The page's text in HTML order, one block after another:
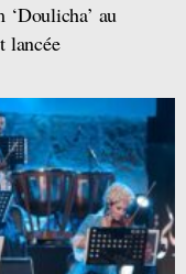
au
lancée